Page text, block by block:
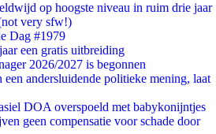
op hoogste niveau in ruim drie jaar
very sfw!)
Dag #1979
een gratis uitbreiding
2026/2027 is begonnen
een andersluidende politieke mening, laat
DOA overspoeld met babykonijntjes
geen compensatie voor schade door